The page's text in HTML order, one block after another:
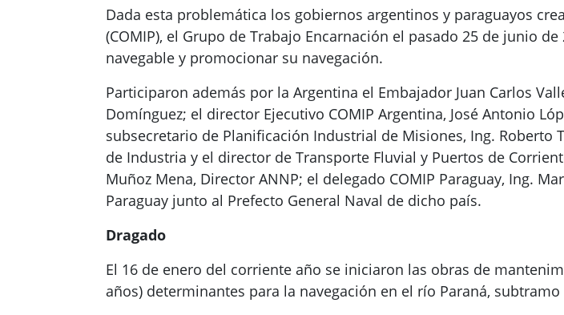
Dada esta problemática los gobiernos argentinos y paraguayos
(COMIP), el Grupo de Trabajo Encarnación el pasado 25 de junio
navegable y promocionar su navegación.
Participaron además por la Argentina el Embajador Juan Carlos
Domínguez; el director Ejecutivo COMIP Argentina, José Antonio
subsecretario de Planificación Industrial de Misiones, Ing.
de Industria y el director de Transporte Fluvial y Puertos de
Muñoz Mena, Director ANNP; el delegado COMIP Paraguay, Ing.
Paraguay junto al Prefecto General Naval de dicho país.
Dragado
El 16 de enero del corriente año se iniciaron las obras de
años) determinantes para la navegación en el río Paraná, subtramo